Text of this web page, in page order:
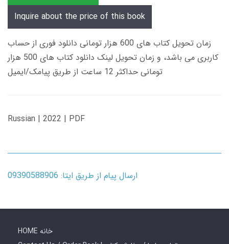
Inquire about the price of this book
زمان تحویل کتاب های 600 هزار تومانی دانلود فوری از حساب
کاربری می باشد، و زمان تحویل لینک دانلود کتاب های 500 هزار
تومانی حداکثر 12 ساعت از طریق پیامک/ایمیل
Russian | 2022 | PDF
ارسال پیام از طریق ایتا: 09390588906
HOME خانه